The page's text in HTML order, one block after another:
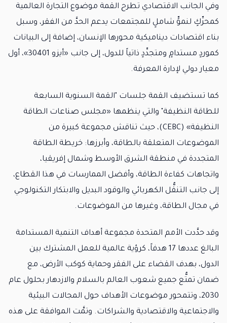
وفي الجانب الاقتصادي تطرح القمة موضوع التجارة العالمية
كمحرِّكٍ لنموٍّ شاملٍ للمجتمعات يدعم الحدَّ من الفقر، وسبل
بناء اقتصادات ديناميكية محورها الإنسان، إضافة إلى البيانات
كموردٍ مستدامٍ ومتجدِّدٍ ذاتياً للدول، إلى جانب «أيزو 30401»، أول
معيار دولي لإدارة المعرفة.
كما تستضيف القمة جلسات "القمة السنوية السابعة
للطاقة النظيفة" والتي ينظمها «مجلس صناعات الطاقة
النظيفة» (CEBC)، حيث تناقش مجموعة كبيرة من
الموضوعات المتعلقة بالطاقة، وأبرزها: خريطة الطاقة
المتجددة في منطقة الشرق الأوسط وشمال إفريقيا،
واتجاهات كفاءة الطاقة، وأفضل الممارسات في هذا القطاع،
إلى جانب التنقُّل الكهربائي والوقود البديل والابتكار التكنولوجي
في مجال الطاقة، وغيرها من الموضوعات.
وقد حدَّدت الأمم المتحدة مجموعة أهداف التنمية المستدامة
البالغ عددها 17 هدفاً، كرؤية عالمية للعمل المشترك بين
الدول، بهدف القضاء على الفقر وحماية كوكب الأرض، مع
ضمان تمتُّع جميع شعوب العالم بالسلام والازدهار بحلول عام
2030، وتتمحور موضوعات الأهداف حول المجالات البيئية
والاجتماعية والاقتصادية والشراكات. وتمَّت الموافقة على هذه